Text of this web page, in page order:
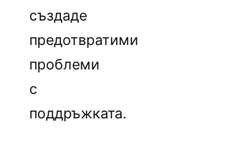
създаде
предотвратими
проблеми
с
поддръжката.